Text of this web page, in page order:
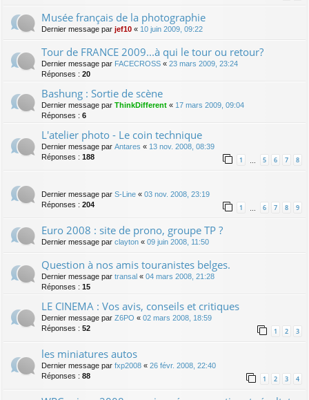
Musée français de la photographie
Dernier message par jef10 « 10 juin 2009, 09:22
Tour de FRANCE 2009...à qui le tour ou retour?
Dernier message par FACECROSS « 23 mars 2009, 23:24
Réponses : 20
Bashung : Sortie de scène
Dernier message par ThinkDifferent « 17 mars 2009, 09:04
Réponses : 6
L'atelier photo - Le coin technique
Dernier message par Antares « 13 nov. 2008, 08:39
Réponses : 188 1 5 6 7 8
Dernier message par S-Line « 03 nov. 2008, 23:19
Réponses : 204 1 … 6 7 8 9
Euro 2008 : site de prono, groupe TP ?
Dernier message par clayton « 09 juin 2008, 11:50
Question à nos amis touranistes belges.
Dernier message par transal « 04 mars 2008, 21:28
Réponses : 15
LE CINEMA : Vos avis, conseils et critiques
Dernier message par Z6PO « 02 mars 2008, 18:59
Réponses : 52 1 2 3
les miniatures autos
Dernier message par fxp2008 « 26 févr. 2008, 22:40
Réponses : 88 1 2 3 4